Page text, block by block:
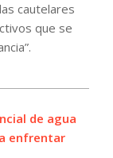
cautelares
que se
de agua
enfrentar